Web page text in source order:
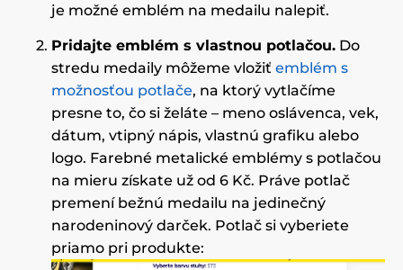
je možné emblém na medailu nalepiť.
Pridajte emblém s vlastnou potlačou. Do
stredu medaily môžeme vložiť emblém s
možnosťou potlače, na ktorý vytlačíme
presne to, čo si želáte – meno oslávenca, vek,
dátum, vtipný nápis, vlastnú grafiku alebo
logo. Farebné metalické emblémy s potlačou
na mieru získate už od 6 Kč. Práve potlač
premení bežnú medailu na jedinečný
narodeninový darček. Potlač si vyberiete
priamo pri produkte: